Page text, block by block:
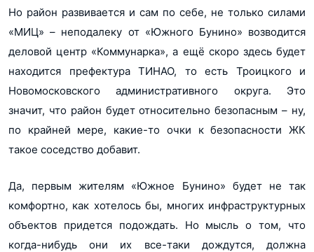
Но район развивается и сам по себе, не только силами
«МИЦ» – неподалеку от «Южного Бунино» возводится
деловой центр «Коммунарка», а ещё скоро здесь будет
находится префектура ТИНАО, то есть Троицкого и
Новомосковского административного округа. Это
значит, что район будет относительно безопасным – ну,
по крайней мере, какие-то очки к безопасности ЖК
такое соседство добавит.
Да, первым жителям «Южное Бунино» будет не так
комфортно, как хотелось бы, многих инфраструктурных
объектов придется подождать. Но мысль о том, что
когда-нибудь они их все-таки дождутся, должна